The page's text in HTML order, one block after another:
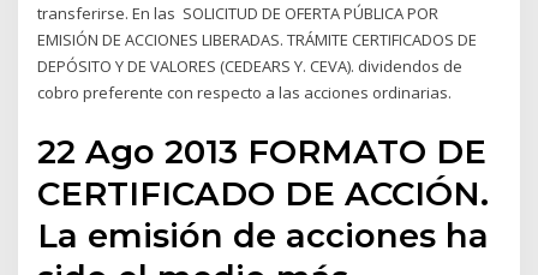
transferirse. En las SOLICITUD DE OFERTA PÚBLICA POR
EMISIÓN DE ACCIONES LIBERADAS. TRÁMITE CERTIFICADOS DE
DEPÓSITO Y DE VALORES (CEDEARS Y. CEVA). dividendos de
cobro preferente con respecto a las acciones ordinarias.
22 Ago 2013 FORMATO DE
CERTIFICADO DE ACCIÓN.
La emisión de acciones ha